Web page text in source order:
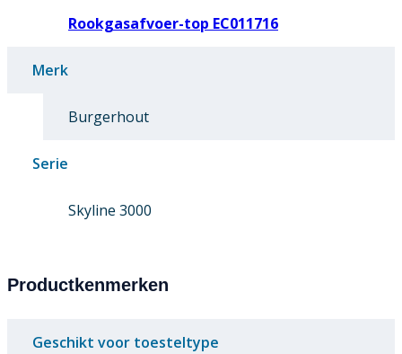
Rookgasafvoer-top EC011716
Merk
Burgerhout
Serie
Skyline 3000
Productkenmerken
Geschikt voor toesteltype